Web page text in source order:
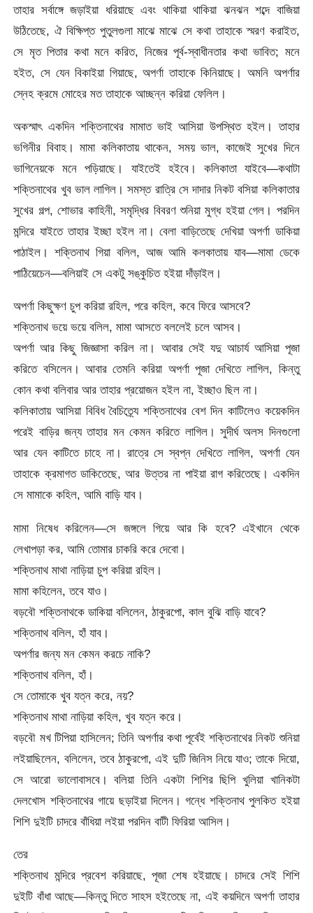
তাহার সর্বাঙ্গে জড়াইয়া ধরিয়াছে এবং থাকিয়া থাকিয়া ঝনঝন শব্দে বাজিয়া
উঠিতেছে, ঐ বিক্ষিপ্ত পুতুলগুলা মাঝে মাঝে সে কথা তাহাকে স্মরণ করাইত,
সে মৃত পিতার কথা মনে করিত, নিজের পূর্ব-স্বাধীনতার কথা ভাবিত; মনে
হইত, সে যেন বিকাইয়া গিয়াছে, অপর্ণা তাহাকে কিনিয়াছে। অমনি অপর্ণার
স্নেহ ক্রমে মোহের মত তাহাকে আচ্ছন্ন করিয়া ফেলিল।
অকস্মাৎ একদিন শক্তিনাথের মামাত ভাই আসিয়া উপস্থিত হইল। তাহার
ভগিনীর বিবাহ। মামা কলিকাতায় থাকেন, সময় ভাল, কাজেই সুখের দিনে
ভাগিনেয়কে মনে পড়িয়াছে। যাইতেই হইবে। কলিকাতা যাইবে—কথাটা
শক্তিনাথের খুব ভাল লাগিল। সমস্ত রাত্রি সে দাদার নিকট বসিয়া কলিকাতার
সুখের গল্প, শোভার কাহিনী, সমৃদ্ধির বিবরণ শুনিয়া মুগ্ধ হইয়া গেল। পরদিন
মন্দিরে যাইতে তাহার ইচ্ছা হইল না। বেলা বাড়িতেছে দেখিয়া অপর্ণা ডাকিয়া
পাঠাইল। শক্তিনাথ গিয়া বলিল, আজ আমি কলকাতায় যাব—মামা ডেকে
পাঠিয়েচেন—বলিয়াই সে একটু সঙ্কুচিত হইয়া দাঁড়াইল।
অপর্ণা কিছুক্ষণ চুপ করিয়া রহিল, পরে কহিল, কবে ফিরে আসবে?
শক্তিনাথ ভয়ে ভয়ে বলিল, মামা আসতে বললেই চলে আসব।
অপর্ণা আর কিছু জিজ্ঞাসা করিল না। আবার সেই যদু আচার্য আসিয়া পূজা
করিতে বসিলেন। আবার তেমনি করিয়া অপর্ণা পূজা দেখিতে লাগিল, কিন্তু
কোন কথা বলিবার আর তাহার প্রয়োজন হইল না, ইচ্ছাও ছিল না।
কলিকাতায় আসিয়া বিবিধ বৈচিত্র্যে শক্তিনাথের বেশ দিন কাটিলেও কয়েকদিন
পরেই বাড়ির জন্য তাহার মন কেমন করিতে লাগিল। সুদীর্ঘ অলস দিনগুলো
আর যেন কাটিতে চাহে না। রাত্রে সে স্বপ্ন দেখিতে লাগিল, অপর্ণা যেন
তাহাকে ক্রমাগত ডাকিতেছে, আর উত্তর না পাইয়া রাগ করিতেছে। একদিন
সে মামাকে কহিল, আমি বাড়ি যাব।
মামা নিষেধ করিলেন—সে জঙ্গলে গিয়ে আর কি হবে? এইখানে থেকে
লেখাপড়া কর, আমি তোমার চাকরি করে দেবো।
শক্তিনাথ মাথা নাড়িয়া চুপ করিয়া রহিল।
মামা কহিলেন, তবে যাও।
বড়বৌ শক্তিনাথকে ডাকিয়া বলিলেন, ঠাকুরপো, কাল বুঝি বাড়ি যাবে?
শক্তিনাথ বলিল, হাঁ যাব।
অপর্ণার জন্য মন কেমন করচে নাকি?
শক্তিনাথ বলিল, হাঁ।
সে তোমাকে খুব যত্ন করে, নয়?
শক্তিনাথ মাথা নাড়িয়া কহিল, খুব যত্ন করে।
বড়বৌ মখ টিপিয়া হাসিলেন; তিনি অপর্ণার কথা পূর্বেই শক্তিনাথের নিকট শুনিয়া
লইয়াছিলেন, বলিলেন, তবে ঠাকুরপো, এই দুটি জিনিস নিয়ে যাও; তাকে দিয়ো,
সে আরো ভালোবাসবে। বলিয়া তিনি একটা শিশির ছিপি খুলিয়া খানিকটা
দেলখোস শক্তিনাথের গায়ে ছড়াইয়া দিলেন। গন্ধে শক্তিনাথ পুলকিত হইয়া
শিশি দুইটি চাদরে বাঁধিয়া লইয়া পরদিন বাটী ফিরিয়া আসিল।
তের
শক্তিনাথ মন্দিরে প্রবেশ করিয়াছে, পূজা শেষ হইয়াছে। চাদরে সেই শিশি
দুইটি বাঁধা আছে—কিন্তু দিতে সাহস হইতেছে না, এই কয়দিনে অপর্ণা তাহার